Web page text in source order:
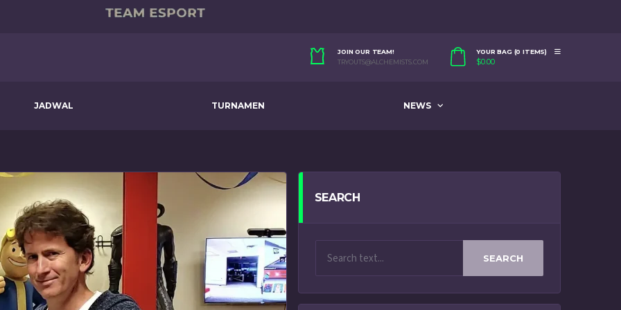
JOIN OUR TEAM!
TRYOUTS@ALCHEMISTS.COM
YOUR BAG (0 ITEMS)
$0.00
JADWAL TURNAMEN NEWS
SEARCH
SEARCH